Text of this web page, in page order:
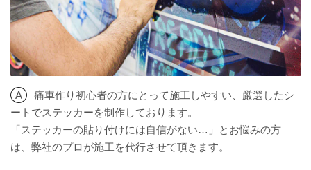
痛車作り初心者の方にとって施工しやすい、厳選したシ
ートでステッカーを制作しております。
「ステッカーの貼り付けには自信がない…」とお悩みの方
は、弊社のプロが施工を代行させて頂きます。